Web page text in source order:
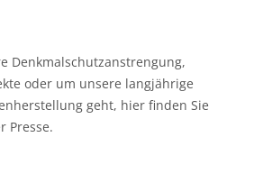
Denkmalschutzanstrengung,
oder um unsere langjährige
geht, hier finden Sie
Presse.